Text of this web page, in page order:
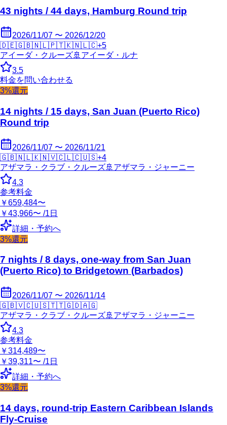
43 nights / 44 days, Hamburg Round trip
2026/11/07 〜 2026/12/20
🇩🇪🇬🇧🇳🇱🇵🇹🇰🇳🇱🇨+5
アイーダ・クルーズ🚢 アイーダ・ルナ
3.5
料金を問い合わせる
3%還元
14 nights / 15 days, San Juan (Puerto Rico)
Round trip
2026/11/07 〜 2026/11/21
🇬🇧🇳🇱🇰🇳🇻🇨🇱🇨🇺🇸+4
アザマラ・クラブ・クルーズ🚢 アザマラ・ジャーニー
4.3
参考料金
￥659,484〜
￥43,966〜 /1日
詳細・予約へ
3%還元
7 nights / 8 days, one-way from San Juan
(Puerto Rico) to Bridgetown (Barbados)
2026/11/07 〜 2026/11/14
🇬🇧🇻🇨🇺🇸🇹🇹🇬🇩🇦🇬
アザマラ・クラブ・クルーズ🚢 アザマラ・ジャーニー
4.3
参考料金
￥314,489〜
￥39,311〜 /1日
詳細・予約へ
3%還元
14 days, round-trip Eastern Caribbean Islands
Fly-Cruise